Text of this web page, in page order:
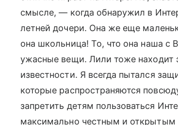
смысле, — когда обнаружил в
летней дочери. Она же еще
она школьница! То, что она наша с
ужасные вещи. Лили тоже находит
известности. Я всегда пытался
которые распространяются
запретить детям пользоваться
максимально честным и открытым